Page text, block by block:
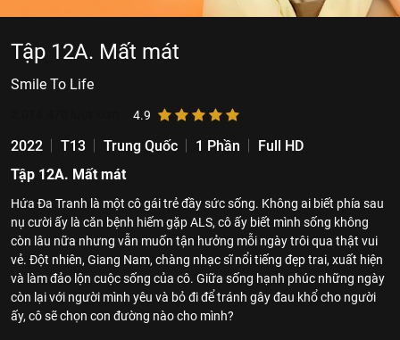
Tập 12A. Mất mát
Smile To Life
4.9
2022 T13 Trung Quốc 1 Phần
Full HD
Tập 12A. Mất mát
Hứa Đa Tranh là một cô gái trẻ đầy sức sống. Không ai biết phía sau
nụ cười ấy là căn bệnh hiếm gặp ALS, cô ấy biết mình sống không
còn lâu nữa nhưng vẫn muốn tận hưởng mỗi ngày trôi qua thật vui
vẻ. Đột nhiên, Giang Nam, chàng nhạc sĩ nổi tiếng đẹp trai, xuất hiện
và làm đảo lộn cuộc sống của cô. Giữa sống hạnh phúc những ngày
còn lại với người mình yêu và bỏ đi để tránh gây đau khổ cho người
ấy, cô sẽ chọn con đường nào cho mình?